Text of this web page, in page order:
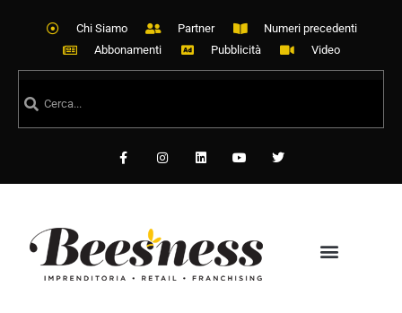
Chi Siamo Partner
Numeri precedenti
Abbonamenti
Pubblicità Video